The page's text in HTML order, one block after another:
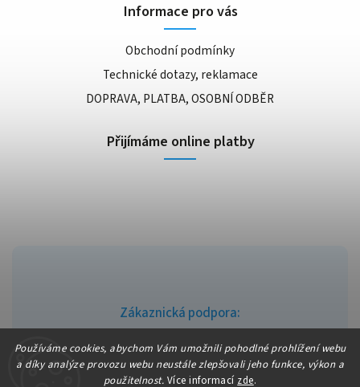
Používáme cookies, abychom Vám umožnili pohodlné prohlížení webu
a díky analýze provozu webu neustále zlepšovali jeho funkce, výkon a
použitelnost. Více informací zde.
Zákaznická podpora:
info@fajndrogerie.cz
Informace pro vás
Obchodní podmínky
Technické dotazy, reklamace
DOPRAVA, PLATBA, OSOBNÍ ODBĚR
Přijímáme online platby